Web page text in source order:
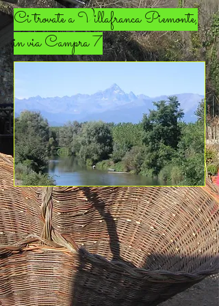
Ci trovate a Villafranca Piemonte,
in via Campra 7